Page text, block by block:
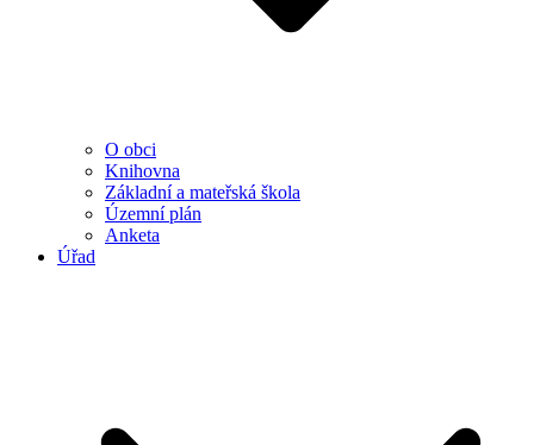
O obci
Knihovna
Základní a mateřská škola
Územní plán
Anketa
Úřad